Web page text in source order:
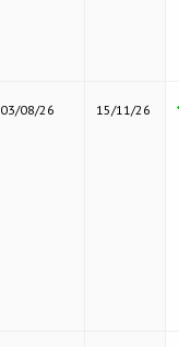
03/08/26 15/11/26